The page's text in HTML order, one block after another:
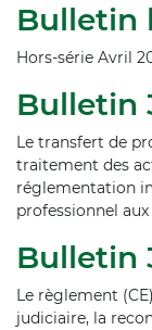
Bulletin
Hors-série Avril
Bulletin
Le transfert de
traitement des
réglementation
professionnel
Bulletin
Le règlement
judiciaire, la